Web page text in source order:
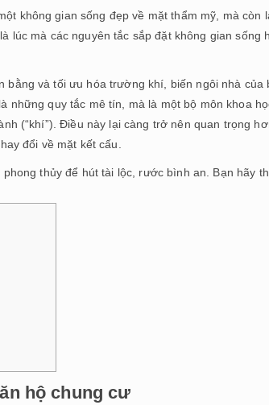
không gian sống đẹp về mặt thẩm mỹ, mà còn
lúc mà các nguyên tắc sắp đặt không gian sống
bằng và tối ưu hóa trường khí, biến ngôi nhà của
những quy tắc mê tín, mà là một bộ môn khoa
(“khí”). Điều này lại càng trở nên quan trọng
đổi về mặt kết cấu.
thủy để hút tài lộc, rước bình an. Bạn hãy
hộ chung cư